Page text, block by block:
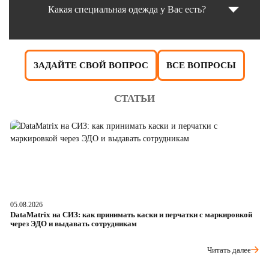
Какая специальная одежда у Вас есть?
ЗАДАЙТЕ СВОЙ ВОПРОС ВСЕ ВОПРОСЫ
СТАТЬИ
05.08.2026
DataMatrix на СИЗ: как принимать каски и перчатки с маркировкой
через ЭДО и выдавать сотрудникам
Читать далее